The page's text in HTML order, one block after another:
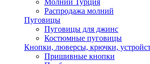
Молнии Турция
Распродажа молний
Пуговицы
Пуговицы для джинс
Костюмные пуговицы
Кнопки, люверсы, крючки,
Пришивные кнопки